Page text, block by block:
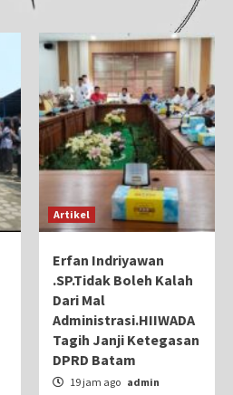
Artikel
Erfan Indriyawan
.SP.Tidak Boleh Kalah
Dari Mal
Administrasi.HIIWADA
Tagih Janji Ketegasan
DPRD Batam
19 jam ago admin